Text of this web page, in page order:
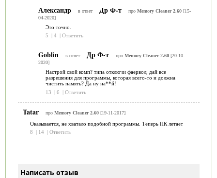
Александр в ответ Др Ф-т про Memory Cleaner 2.60[15-
04-2020]
Это точно.
5
| 4 | Ответить
Goblin в ответ Др Ф-т про Memory Cleaner 2.60[20-10-
2020]
Настрой свой комп? типа отключи фаервол, дай все
разрешения для программы, которая всего-то и должна
чистить память? Да ну на**й!
13
| 6 | Ответить
Tatar про Memory Cleaner 2.60[19-11-2017]
Оказывается, не хватало подобной программы. Теперь ПК летает
8
| 14 | Ответить
Написать отзыв